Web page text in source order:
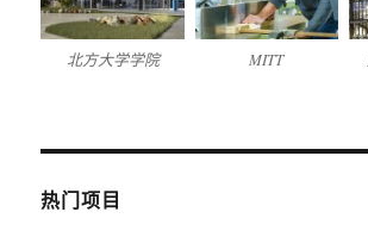
北方大学学院 MITT
热门项目